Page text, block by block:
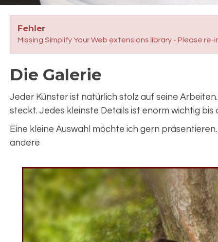
Fehler
Missing Simplify Your Web extensions library - Please re-
Die Galerie
Jeder Künster ist natürlich stolz auf seine
steckt. Jedes kleinste Details ist enorm wichtig bis
Eine kleine Auswahl möchte ich gern
andere